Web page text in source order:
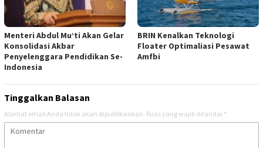
Menteri Abdul Mu’ti Akan Gelar
Konsolidasi Akbar
Penyelenggara Pendidikan Se-
Indonesia
BRIN Kenalkan Teknologi
Floater Optimaliasi Pesawat
Amfbi
Tinggalkan Balasan
Alamat email Anda tidak akan dipublikasikan. Ruas yang wajib ditandai *